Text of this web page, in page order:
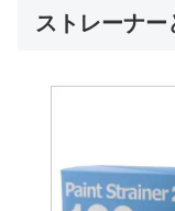
ストレーナー